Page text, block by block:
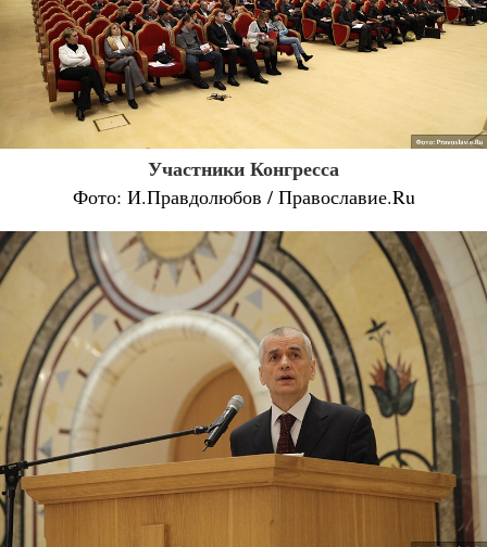
Участники Конгресса
Фото: И.Правдолюбов / Православие.Ru